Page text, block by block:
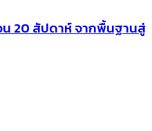
20 สัปดาห์ จากพื้นฐานสู่